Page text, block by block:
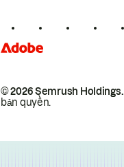
© 2026 Semrush Holdings.
bản quyền.